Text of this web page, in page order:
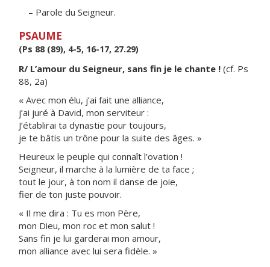
– Parole du Seigneur.
PSAUME
(Ps 88 (89), 4-5, 16-17, 27.29)
R/ L’amour du Seigneur, sans fin je le chante ! (cf. Ps
88, 2a)
« Avec mon élu, j’ai fait une alliance,
j’ai juré à David, mon serviteur :
J’établirai ta dynastie pour toujours,
je te bâtis un trône pour la suite des âges. »
Heureux le peuple qui connaît l’ovation !
Seigneur, il marche à la lumière de ta face ;
tout le jour, à ton nom il danse de joie,
fier de ton juste pouvoir.
« Il me dira : Tu es mon Père,
mon Dieu, mon roc et mon salut !
Sans fin je lui garderai mon amour,
mon alliance avec lui sera fidèle. »